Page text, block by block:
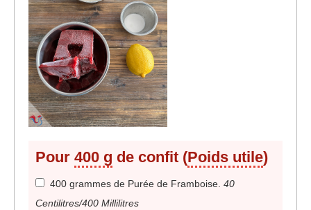
Pour 400 g de confit (Poids utile)
400 grammes de Purée de Framboise. 40
Centilitres/400 Millilitres